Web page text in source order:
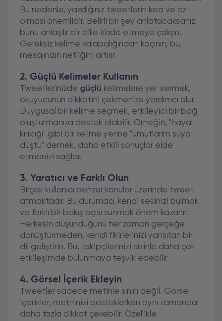
Bu nedenle, yazdığınız tweetlerin kısa ve öz
olması önemlidir. Belirli bir şey anlatacaksanız,
bunu anlaşılır bir dille ifade etmeye çalışın.
Gereksiz kelime kalabalığından kaçının; bu,
mesajınızın netliğini artırır.
2. Güçlü Kelimeler Kullanın
Tweetlerinizde güçlü kelimelere yer vermek,
okuyucunun dikkatini çekmenize yardımcı olur.
Duygusal bir kelime seçmek, etkileyici bir bağ
oluşturmanıza destek olabilir. Örneğin, "hayal
kırıklığı" gibi bir kelime yerine "umutlarım suya
düştü" demek, daha etkili sonuçlar elde
etmenizi sağlar.
3. Yaratıcı ve Farklı Olun
Birçok kullanıcı benzer konular üzerinde tweet
atmaktadır. Bu durumda, kendi sesinizi bulmak
ve farklı bir bakış açısı sunmak önem kazanır.
Herkesin düşündüğünü her zaman gerçeğe
dönüştürmeden, kendi fikirlerinizi yansıtan bir
dil geliştirin. Bu, takipçilerinizi sizinle daha çok
etkileşimde bulunmaya teşvik edebilir.
4. Görsel İçerik Ekleyin
Tweetler sadece metinle sınırlı değil. Görsel
içerikler, metninizi desteklerken aynı zamanda
daha fazla dikkat çekebilir. Özellikle